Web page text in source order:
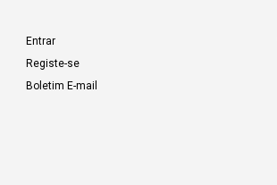
Entrar
Registe-se
Boletim E-mail